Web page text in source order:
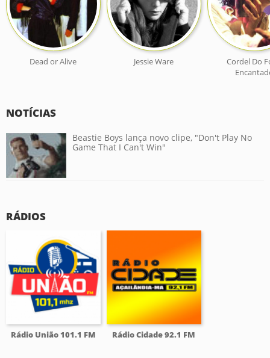
Dead or Alive Jessie Ware
Cordel Do
NOTÍCIAS
Beastie Boys lança novo clipe, "Don't Play No
Game That I Can't Win"
RÁDIOS
Rádio União 101.1 FM Rádio Cidade 92.1 FM